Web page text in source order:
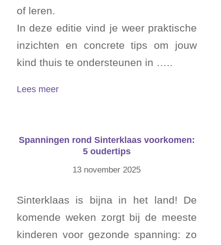
of leren.
In deze editie vind je weer praktische
inzichten en concrete tips om jouw
kind thuis te ondersteunen in …..
Lees meer
Spanningen rond Sinterklaas voorkomen:
5 oudertips
13 november 2025
Sinterklaas is bijna in het land! De
komende weken zorgt bij de meeste
kinderen voor gezonde spanning: zo